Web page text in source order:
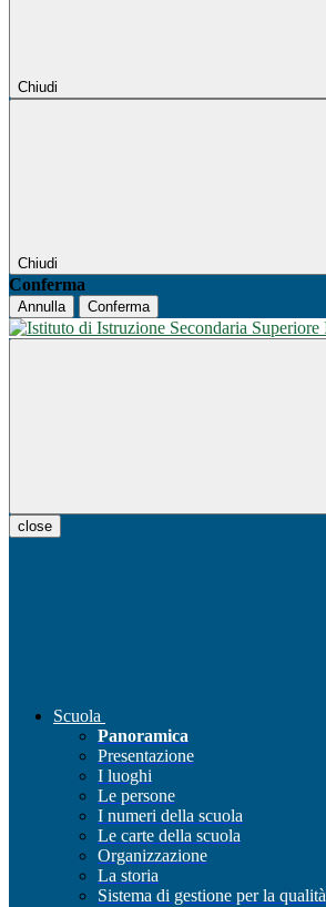
Chiudi
Chiudi
Conferma
Annulla Conferma
close
Scuola
Panoramica
Presentazione
I luoghi
Le persone
I numeri della scuola
Le carte della scuola
Organizzazione
La storia
Sistema di gestione per la qualità